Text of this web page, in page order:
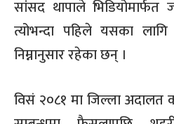
सांसद थापाले भिडियोमार्फत
त्योभन्दा पहिले यसका
निम्नानुसार रहेका छन् ।
विसं २०८१ मा जिल्ला अदालत